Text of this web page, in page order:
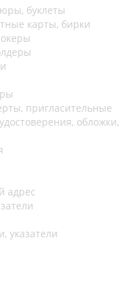
буклеты
карты, бирки
пригласительные
обложки,
адрес
указатели